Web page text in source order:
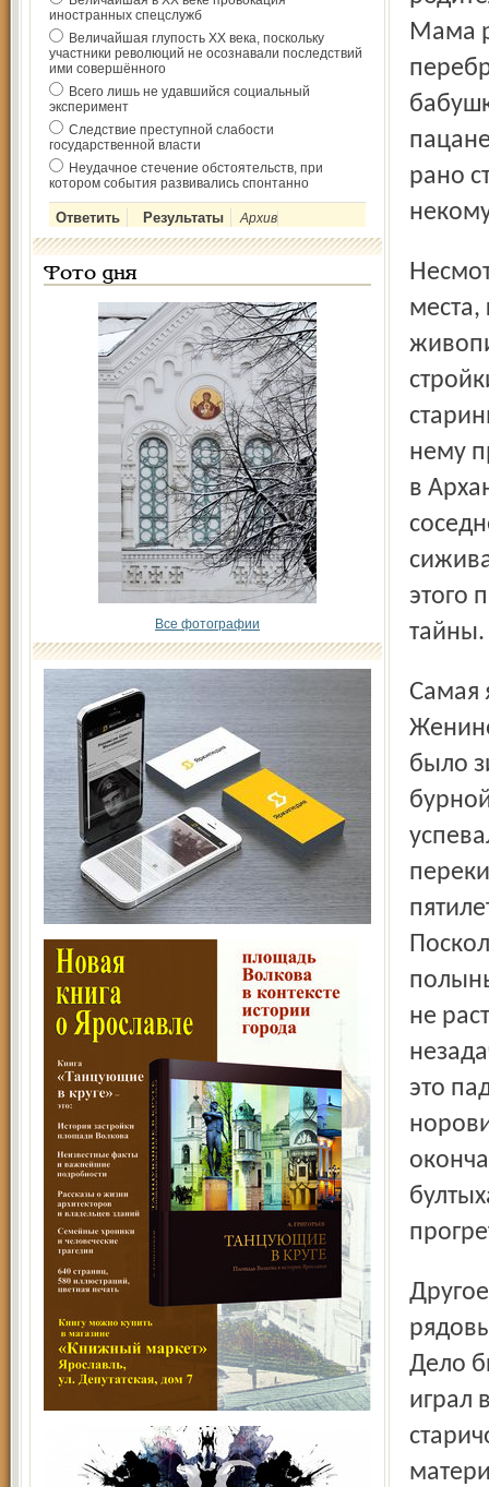
иностранных спецслужб
Величайшая глупость ХХ века, поскольку
участники революций не осознавали последствий
ими совершённого
Всего лишь не удавшийся социальный
эксперимент
Следствие преступной слабости
государственной власти
Неудачное стечение обстоятельств, при
котором события развивались спонтанно
Архив
Фото дня
Все фотографии
Мама
рано
Несмотря на некую оторванность от большого мира,
нему
в
этого
тайны.
Самая яркая деталь того деревенского пятилетия
было
не
это
Другое памятное событие детства тоже было не из
Дело
играл